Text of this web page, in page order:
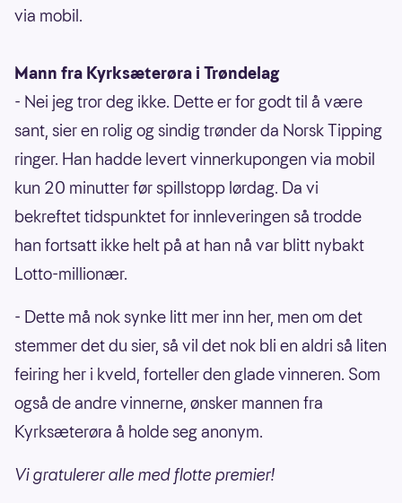
via mobil.
Mann fra Kyrksæterøra i Trøndelag
- Nei jeg tror deg ikke. Dette er for godt til å være
sant, sier en rolig og sindig trønder da Norsk Tipping
ringer. Han hadde levert vinnerkupongen via mobil
kun 20 minutter før spillstopp lørdag. Da vi
bekreftet tidspunktet for innleveringen så trodde
han fortsatt ikke helt på at han nå var blitt nybakt
Lotto-millionær.
- Dette må nok synke litt mer inn her, men om det
stemmer det du sier, så vil det nok bli en aldri så liten
feiring her i kveld, forteller den glade vinneren. Som
også de andre vinnerne, ønsker mannen fra
Kyrksæterøra å holde seg anonym.
Vi gratulerer alle med flotte premier!